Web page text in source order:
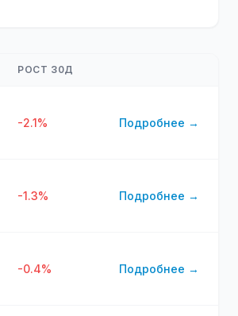
РОСТ 30Д
-2.1% Подробнее →
-1.3% Подробнее →
-0.4% Подробнее →